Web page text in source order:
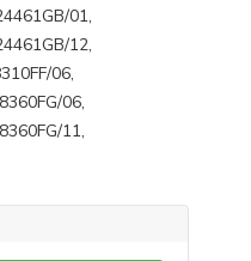
01,
12,
06,
06,
11,